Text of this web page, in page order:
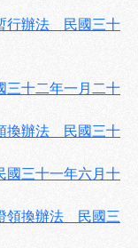
行辦法 民國三十
三十二年一月二十
換辦法 民國三十
國三十一年六月十
領換辦法 民國三